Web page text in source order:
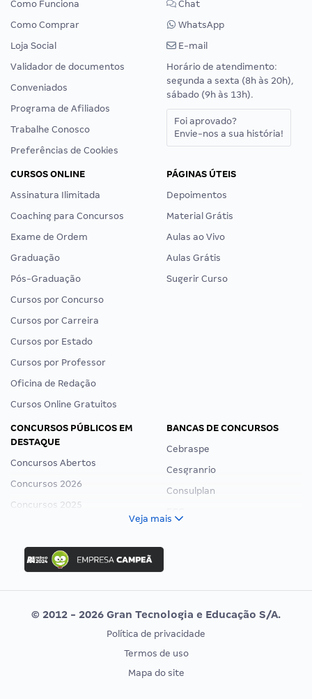
Como Funciona
Como Comprar
Loja Social
Validador de documentos
Conveniados
Programa de Afiliados
Trabalhe Conosco
Preferências de Cookies
Chat
WhatsApp
E-mail
Horário de atendimento:
segunda a sexta (8h às 20h),
sábado (9h às 13h).
Foi aprovado?
Envie-nos a sua história!
CURSOS ONLINE
Assinatura Ilimitada
Coaching para Concursos
Exame de Ordem
Graduação
Pós-Graduação
Cursos por Concurso
Cursos por Carreira
Cursos por Estado
Cursos por Professor
Oficina de Redação
Cursos Online Gratuitos
PÁGINAS ÚTEIS
Depoimentos
Material Grátis
Aulas ao Vivo
Aulas Grátis
Sugerir Curso
CONCURSOS PÚBLICOS EM
DESTAQUE
Concursos Abertos
Concursos 2026
Concursos 2025
Concurso Ibama
Concurso MPU
Editais publicados
BANCAS DE CONCURSOS
Cebraspe
Cesgranrio
Consulplan
Vunesp
CONCURSOS POR PROFISSÃO
EXAME DE ORDEM
Veja mais
© 2012 - 2026 Gran Tecnologia e Educação S/A.
Política de privacidade
Termos de uso
Mapa do site